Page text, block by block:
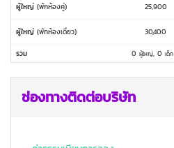
ผู้ใหญ่ (พักห้องคู่) 25,900
ผู้ใหญ่ (พักห้องเดี่ยว) 30,400
รวม 0 ผู้ใหญ่, 0 เด็ก
ช่องทางติดต่อบริษัท